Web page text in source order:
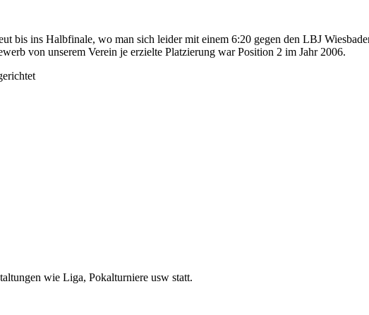
bis ins Halbfinale, wo man sich leider mit einem 6:20 gegen den LBJ
von unserem Verein je erzielte Platzierung war Position 2 im Jahr 2006.
wie Liga, Pokalturniere usw statt.